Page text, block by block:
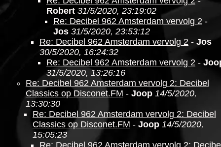
Robert 31/5/2020, 23:19:02
Re: Decibel 962 Amsterdam vervolg 2 -
Jos 31/5/2020, 23:53:12
Re: Decibel 962 Amsterdam vervolg 2 - Jos
30/5/2020, 16:24:32
Re: Decibel 962 Amsterdam vervolg 2 -
31/5/2020, 13:26:16
Re: Decibel 962 Amsterdam vervolg 2: Decibel
Classics op Disconet.FM - Joop 14/5/2020,
13:30:30
Re: Decibel 962 Amsterdam vervolg 2: Decibel
Classics op Disconet.FM - Joop 14/5/2020,
15:05:23
Re: Decibel 962 Amsterdam vervolg 2: